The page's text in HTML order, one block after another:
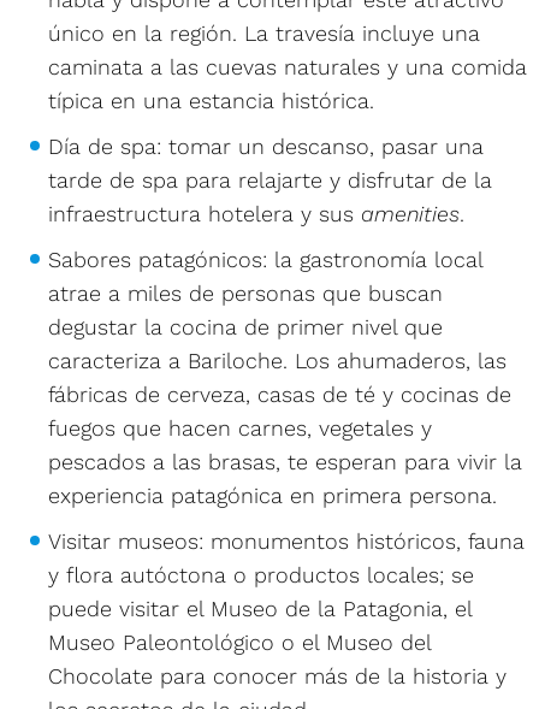
único en la región. La travesía incluye una
caminata a las cuevas naturales y una comida
típica en una estancia histórica.
Día de spa: tomar un descanso, pasar una
tarde de spa para relajarte y disfrutar de la
infraestructura hotelera y sus amenities.
Sabores patagónicos: la gastronomía local
atrae a miles de personas que buscan
degustar la cocina de primer nivel que
caracteriza a Bariloche. Los ahumaderos, las
fábricas de cerveza, casas de té y cocinas de
fuegos que hacen carnes, vegetales y
pescados a las brasas, te esperan para vivir la
experiencia patagónica en primera persona.
Visitar museos: monumentos históricos, fauna
y flora autóctona o productos locales; se
puede visitar el Museo de la Patagonia, el
Museo Paleontológico o el Museo del
Chocolate para conocer más de la historia y